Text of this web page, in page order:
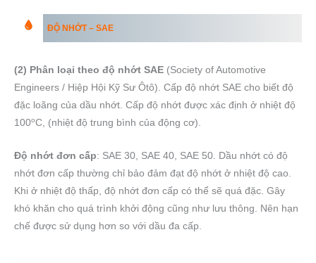
ĐỘ NHỚT – SAE
(2) Phân loại theo độ nhớt SAE (Society of Automotive
Engineers / Hiệp Hội Kỹ Sư Ôtô). Cấp độ nhớt SAE cho biết độ
đặc loãng của dầu nhớt. Cấp độ nhớt được xác định ở nhiệt độ
100oC, (nhiệt độ trung bình của động cơ).
Độ nhớt đơn cấp: SAE 30, SAE 40, SAE 50. Dầu nhớt có độ
nhớt đơn cấp thường chỉ bảo đảm đạt độ nhớt ở nhiệt độ cao.
Khi ở nhiệt độ thấp, độ nhớt đơn cấp có thể sẽ quá đặc. Gây
khó khăn cho quá trình khởi động cũng như lưu thông. Nên hạn
chế được sử dụng hơn so với dầu đa cấp.